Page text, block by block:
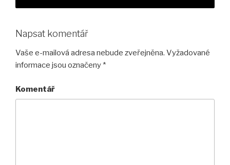
Napsat komentář
Vaše e-mailová adresa nebude zveřejněna. Vyžadované
informace jsou označeny *
Komentář